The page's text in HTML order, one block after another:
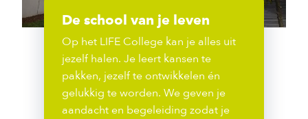
De school van je leven
Op het LIFE College kan je alles uit
jezelf halen. Je leert kansen te
pakken, jezelf te ontwikkelen én
gelukkig te worden. We geven je
aandacht en begeleiding zodat je